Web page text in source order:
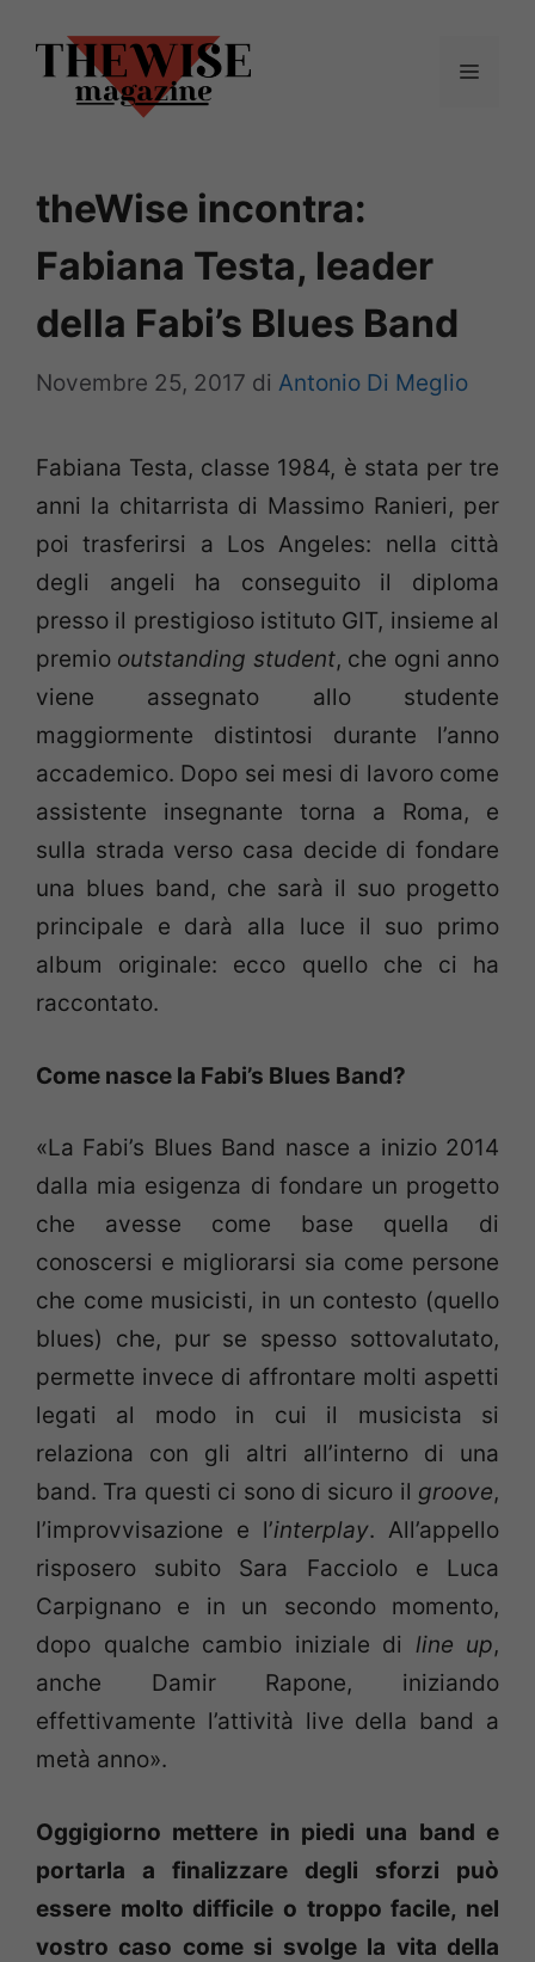
contenuto
Menu
theWise incontra:
Fabiana Testa, leader
della Fabi’s Blues Band
Novembre 25, 2017 di Antonio Di Meglio
Fabiana Testa, classe 1984, è stata per tre
anni la chitarrista di Massimo Ranieri, per
poi trasferirsi a Los Angeles: nella città
degli angeli ha conseguito il diploma
presso il prestigioso istituto GIT, insieme al
premio outstanding student, che ogni anno
viene assegnato allo studente
maggiormente distintosi durante l’anno
accademico. Dopo sei mesi di lavoro come
assistente insegnante torna a Roma, e
sulla strada verso casa decide di fondare
una blues band, che sarà il suo progetto
principale e darà alla luce il suo primo
album originale: ecco quello che ci ha
raccontato.
Come nasce la Fabi’s Blues Band?
«La Fabi’s Blues Band nasce a inizio 2014
dalla mia esigenza di fondare un progetto
che avesse come base quella di
conoscersi e migliorarsi sia come persone
che come musicisti, in un contesto (quello
blues) che, pur se spesso sottovalutato,
permette invece di affrontare molti aspetti
legati al modo in cui il musicista si
relaziona con gli altri all’interno di una
band. Tra questi ci sono di sicuro il groove,
l’improvvisazione e l’interplay. All’appello
risposero subito Sara Facciolo e Luca
Carpignano e in un secondo momento,
dopo qualche cambio iniziale di line up,
anche Damir Rapone, iniziando
effettivamente l’attività live della band a
metà anno».
Oggigiorno mettere in piedi una band e
portarla a finalizzare degli sforzi può
essere molto difficile o troppo facile, nel
vostro caso come si svolge la vita della